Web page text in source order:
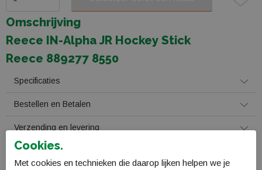
Omschrijving
Reece IN-Alpha JR Hockey Stick
Reece 889277 8550
Specificaties
Bestellen en Betalen
Verzending en levering
Retourneren
Cookies.
Met cookies en technieken die daarop lijken helpen we je